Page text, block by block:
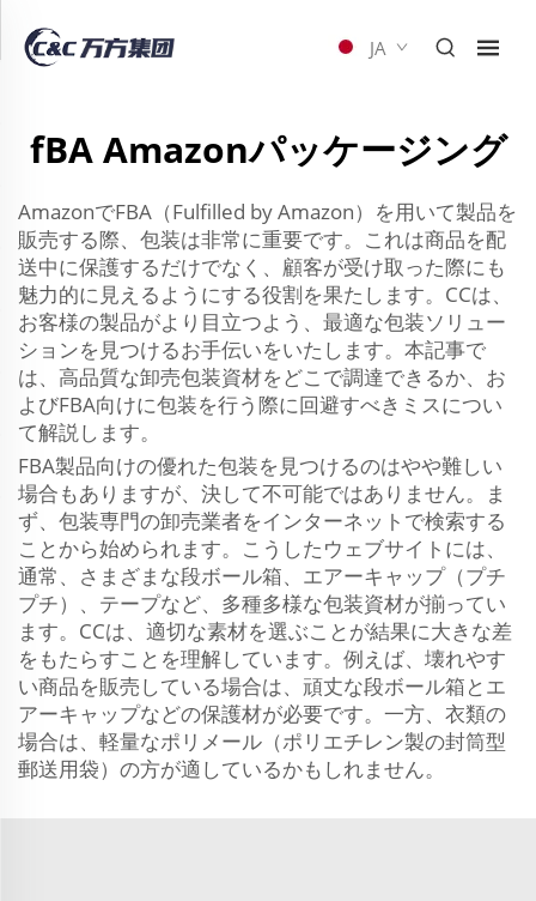
JA
fBA Amazonパッケージング
AmazonでFBA（Fulfilled by Amazon）を用いて製品を
販売する際、包装は非常に重要です。これは商品を配
送中に保護するだけでなく、顧客が受け取った際にも
魅力的に見えるようにする役割を果たします。CCは、
お客様の製品がより目立つよう、最適な包装ソリュー
ションを見つけるお手伝いをいたします。本記事で
は、高品質な卸売包装資材をどこで調達できるか、お
よびFBA向けに包装を行う際に回避すべきミスについ
て解説します。
FBA製品向けの優れた包装を見つけるのはやや難しい
場合もありますが、決して不可能ではありません。ま
ず、包装専門の卸売業者をインターネットで検索する
ことから始められます。こうしたウェブサイトには、
通常、さまざまな段ボール箱、エアーキャップ（プチ
プチ）、テープなど、多種多様な包装資材が揃ってい
ます。CCは、適切な素材を選ぶことが結果に大きな差
をもたらすことを理解しています。例えば、壊れやす
い商品を販売している場合は、頑丈な段ボール箱とエ
アーキャップなどの保護材が必要です。一方、衣類の
場合は、軽量なポリメール（ポリエチレン製の封筒型
郵送用袋）の方が適しているかもしれません。